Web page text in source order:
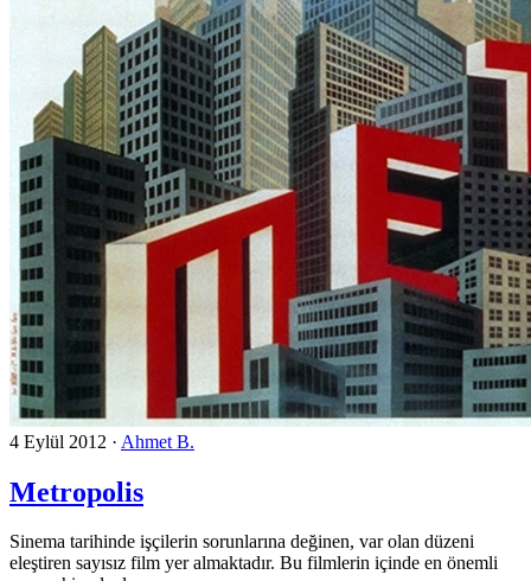
4 Eylül 2012 · Ahmet B.
Metropolis
Sinema tarihinde işçilerin sorunlarına değinen, var olan düzeni
eleştiren sayısız film yer almaktadır. Bu filmlerin içinde en önemli